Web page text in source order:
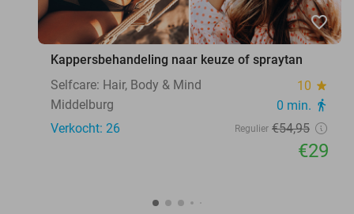
favorite_border
Kappersbehandeling naar keuze of spraytan
Selfcare: Hair, Body & Mind
10 star
Middelburg 0 min. directions_walk
Verkocht: 26 Regulier €54,95
€29